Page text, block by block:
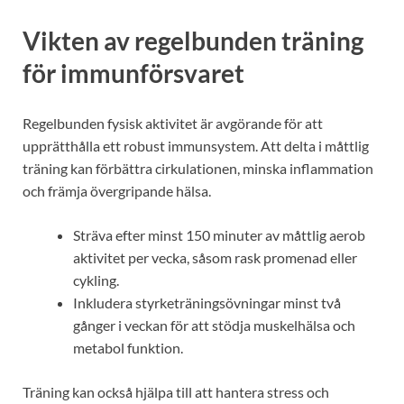
Vikten av regelbunden träning
för immunförsvaret
Regelbunden fysisk aktivitet är avgörande för att
upprätthålla ett robust immunsystem. Att delta i måttlig
träning kan förbättra cirkulationen, minska inflammation
och främja övergripande hälsa.
Sträva efter minst 150 minuter av måttlig aerob
aktivitet per vecka, såsom rask promenad eller
cykling.
Inkludera styrketräningsövningar minst två
gånger i veckan för att stödja muskelhälsa och
metabol funktion.
Träning kan också hjälpa till att hantera stress och